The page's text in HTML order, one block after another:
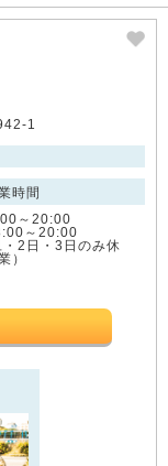
1
時間
～20:00
～20:00
2日・3日のみ休
）